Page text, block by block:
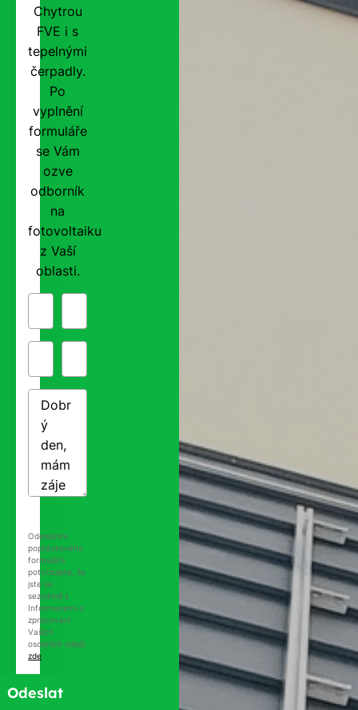
Chytrou
FVE i s
tepelnými
čerpadly.
Po
vyplnění
formuláře
se Vám
ozve
odborník
na
fotovoltaiku
z Vaší
oblasti.
Odesláním
poptávkového
formuláře
potvrzujete, že
jste se
seznámili s
Informacemi o
zpracování
Vašich
osobních údajů
zde